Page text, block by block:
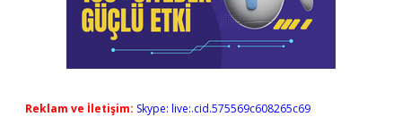
Reklam ve İletişim: Skype: live:.cid.575569c608265c69